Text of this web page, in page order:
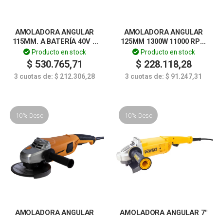
AMOLADORA ANGULAR
115MM. A BATERÍA 40V –
DOWEN PAGIO EXTREME
Producto en stock
$ 530.765,71
3 cuotas de: $ 212.306,28
AMOLADORA ANGULAR
125MM 1300W 11000 RPM
BLACK SERIES LUSQTOFF
Producto en stock
$ 228.118,28
3 cuotas de: $ 91.247,31
10% Desc
AMOLADORA ANGULAR
10% Desc
AMOLADORA ANGULAR 7″